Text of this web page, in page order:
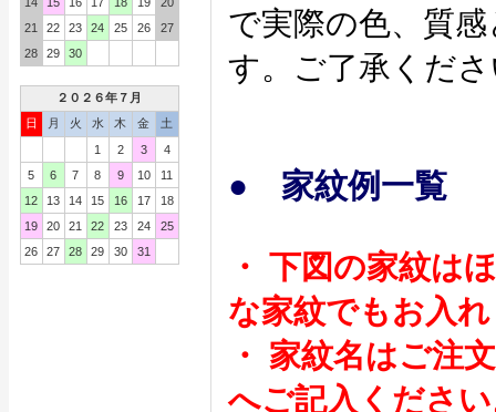
21
22 23 24 25 26
27
28
29 30
２０２６年７月
日
月 火 水 木 金
土
1
2 3
4
5
6 7 8 9 10
11
12
13 14 15 16 17
18
19
20 21 22 23 24
25
26
27 28 29 30 31
で実際の色、質
す。ご了承くだ
● 家紋例一覧
・ 下図の家紋は
な家紋でもお入
・ 家紋名はご注
へご記入くださ